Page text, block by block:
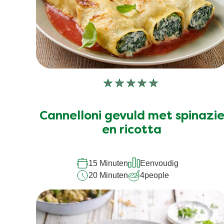
Geen
ingediend
voor
Cannelloni gevuld met spinazie
en ricotta
15 Minuten
Eenvoudig
20 Minuten
4people